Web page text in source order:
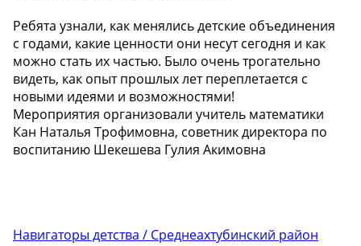
Ребята узнали, как менялись детские объединения
с годами, какие ценности они несут сегодня и как
можно стать их частью. Было очень трогательно
видеть, как опыт прошлых лет переплетается с
новыми идеями и возможностями!
Мероприятия организовали учитель математики
Кан Наталья Трофимовна, советник директора по
воспитанию Шекешева Гулия Акимовна
Навигаторы детства / Среднеахтубинский район